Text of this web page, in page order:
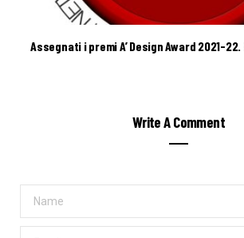
Assegnati i premi A’ Design Award 2021-
Write A Comment